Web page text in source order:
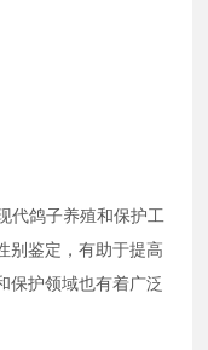
代鸽子养殖和保护工
别鉴定，有助于提高
保护领域也有着广泛